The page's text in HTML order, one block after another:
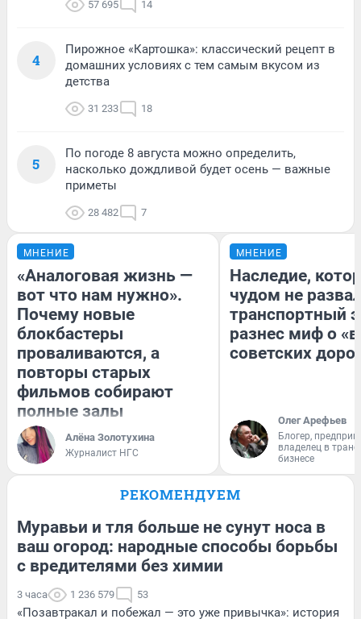
57 695 14
4
Пирожное «Картошка»: классический рецепт в
домашних условиях с тем самым вкусом из
детства
31 233 18
5
По погоде 8 августа можно определить,
насколько дождливой будет осень — важные
приметы
28 482 7
МНЕНИЕ
«Аналоговая жизнь —
вот что нам нужно».
Почему новые
блокбастеры
проваливаются, а
повторы старых
фильмов собирают
полные залы
Алёна Золотухина
Журналист НГС
МНЕНИЕ
Наследие,
чудом не
транспортный
разнес миф о
советских
Олег Арефьев
Блогер,
владелец в
бизнесе
РЕКОМЕНДУЕМ
Муравьи и тля больше не сунут носа в
ваш огород: народные способы борьбы
с вредителями без химии
3 часа 1 236 579 53
«Позавтракал и побежал — это уже привычка»: история